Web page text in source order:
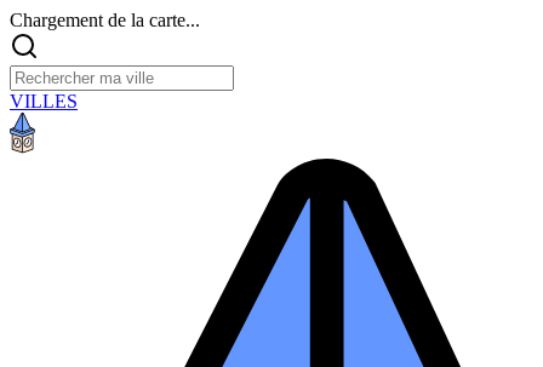
Chargement de la carte...
VILLES